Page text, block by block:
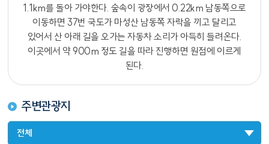
1.1km를 돌아 가야한다. 숲속이 광장에서 0.22km 남동쪽으로
이동하면 37번 국도가 마성산 남동쪽 자락을 끼고 달리고
있어서 산 아래 길을 오가는 자동차 소리가 아득히 들려온다.
이곳에서 약 900m 정도 길을 따라 진행하면 원점에 이르게
된다.
주변관광지
전체